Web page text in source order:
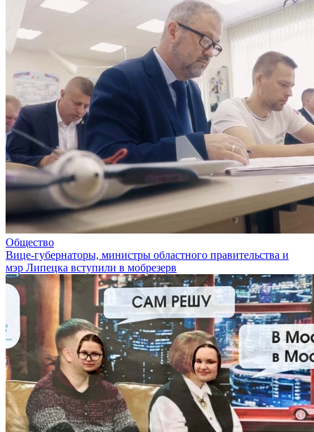
Общество
Вице-губернаторы, министры областного правительства и
мэр Липецка вступили в мобрезерв